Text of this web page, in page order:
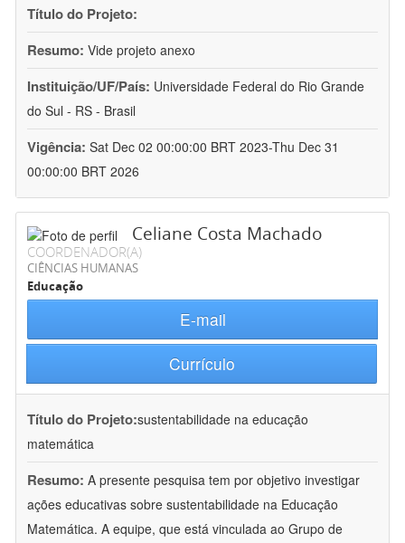
Título do Projeto:
Resumo: Vide projeto anexo
Instituição/UF/País: Universidade Federal do Rio Grande
do Sul - RS - Brasil
Vigência: Sat Dec 02 00:00:00 BRT 2023-Thu Dec 31
00:00:00 BRT 2026
Celiane Costa Machado
COORDENADOR(A)
CIÊNCIAS HUMANAS
Educação
E-mail
Currículo
Título do Projeto:sustentabilidade na educação
matemática
Resumo: A presente pesquisa tem por objetivo investigar
ações educativas sobre sustentabilidade na Educação
Matemática. A equipe, que está vinculada ao Grupo de